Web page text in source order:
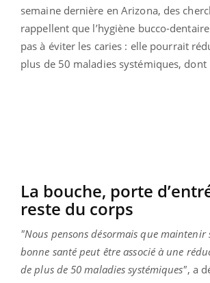
semaine dernière en Arizona, des
rappellent que l’hygiène bucco-
pas à éviter les caries : elle pourrait
plus de 50 maladies systémiques, dont
La bouche, porte
reste du corps
"Nous pensons désormais que maintenir
bonne santé peut être associé à une
de plus de 50 maladies systémiques", a